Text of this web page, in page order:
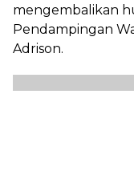
mengembalikan
Pendampingan
Adrison.